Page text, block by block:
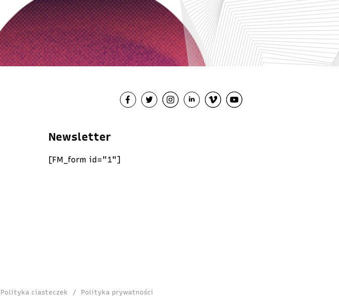
Newsletter
[FM_form id="1"]
Polityka ciasteczek / Polityka prywatności